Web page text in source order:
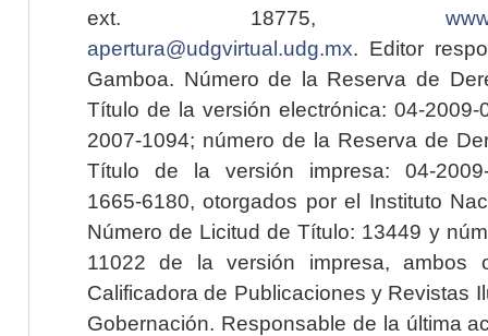
ext. 18775,
apertura@udgvirtual.udg.mx. Editor
Gamboa. Número de la Reserva de
Título de la versión electrónica: 04-2009-
2007-1094; número de la Reserva de
Título de la versión impresa: 04-2009-
1665-6180, otorgados por el Instituto
Número de Licitud de Título: 13449 y
11022 de la versión impresa, ambos
Calificadora de Publicaciones y Revistas
Gobernación. Responsable de la última